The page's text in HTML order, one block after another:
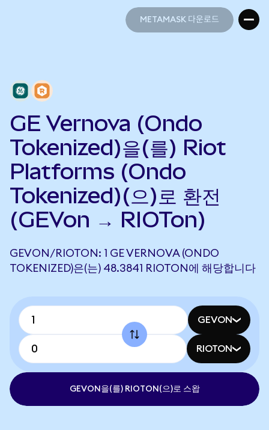
METAMASK 다운로드
GE Vernova (Ondo
Tokenized)을(를) Riot
Platforms (Ondo
Tokenized)(으)로 환전
(GEVon → RIOTon)
GEVON/RIOTON: 1 GE VERNOVA (ONDO
TOKENIZED)은(는) 48.3841 RIOTON에 해당합니다
GEVON
RIOTON
GEVON을(를) RIOTON(으)로 스왑